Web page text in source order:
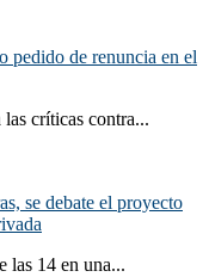
pedido de renuncia en el
críticas contra...
se debate el proyecto
las 14 en una...